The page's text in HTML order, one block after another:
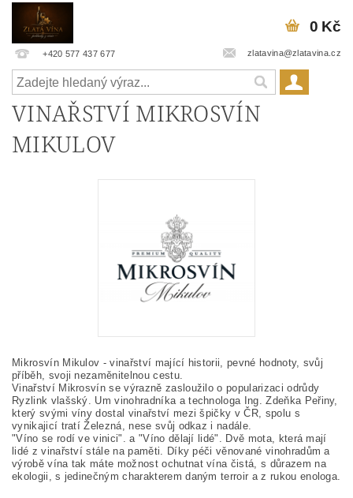
+420 577 437 677 zlatavina@zlatavina.cz
0 Kč
VINAŘSTVÍ MIKROSVÍN
MIKULOV
Mikrosvín Mikulov - vinařství mající historii, pevné hodnoty, svůj
příběh, svoji nezaměnitelnou cestu.
Vinařství Mikrosvín se výrazně zasloužilo o popularizaci odrůdy
Ryzlink vlašský. Um vinohradníka a technologa Ing. Zdeňka Peřiny,
který svými víny dostal vinařství mezi špičky v ČR, spolu s
vynikajicí tratí Železná, nese svůj odkaz i nadále.
"Víno se rodí ve vinici". a "Víno dělají lidé". Dvě mota, která mají
lidé z vinařství stále na paměti. Díky péči věnované vinohradům a
výrobě vína tak máte možnost ochutnat vína čistá, s důrazem na
ekologii, s jedinečným charakterem daným terroir a z rukou enologa.